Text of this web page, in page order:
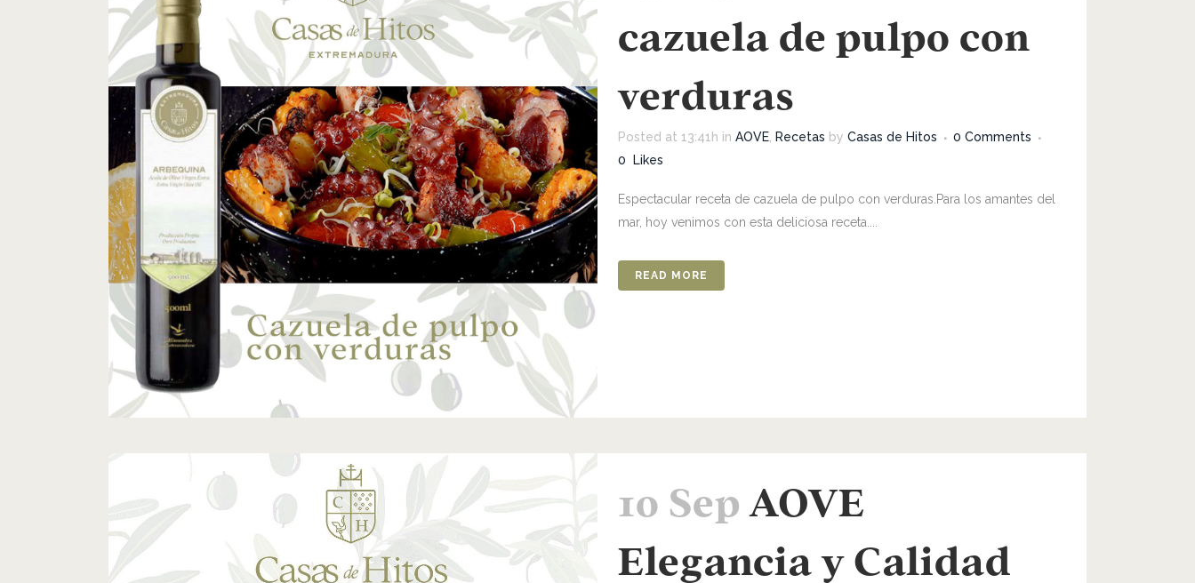
cazuela de pulpo con
verduras
Posted at 13:41h in AOVE Recetas by Casas de Hitos
0 Comments
0
Likes
Espectacular receta de cazuela de pulpo con verduras.Para los amantes del
mar, hoy venimos con esta deliciosa receta....
READ MORE
10 Sep AOVE
Elegancia y Calidad